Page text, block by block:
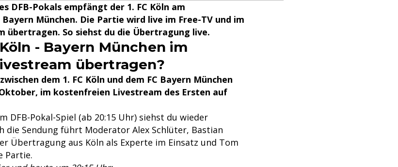
DFB-Pokals empfängt der 1. FC Köln am
München. Die Partie wird live im Free-TV und im
übertragen. So siehst du die Übertragung live.
- Bayern München im
übertragen?
dem 1. FC Köln und dem FC Bayern München
im kostenfreien Livestream des Ersten auf
DFB-Pokal-Spiel (ab 20:15 Uhr) siehst du wieder
die Sendung führt Moderator Alex Schlüter, Bastian
Übertragung aus Köln als Experte im Einsatz und Tom
Partie.